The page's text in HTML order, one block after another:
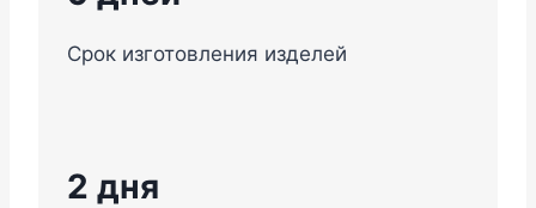
Срок изготовления изделей
2 дня